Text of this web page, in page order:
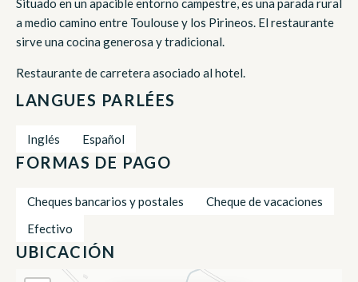
Situado en un apacible entorno campestre, es una parada rural
a medio camino entre Toulouse y los Pirineos. El restaurante
sirve una cocina generosa y tradicional.
Restaurante de carretera asociado al hotel.
LANGUES PARLÉES
Inglés Español
FORMAS DE PAGO
Cheques bancarios y postales
Cheque de vacaciones
Efectivo
UBICACIÓN